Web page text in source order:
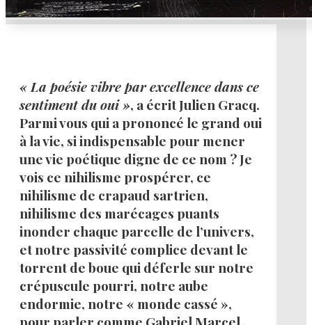
« La poésie vibre par excellence dans ce
sentiment du oui », a écrit Julien Gracq.
Parmi vous qui a prononcé le grand oui
à la vie, si indispensable pour mener
une vie poétique digne de ce nom ? Je
vois ce nihilisme prospérer, ce
nihilisme de crapaud sartrien,
nihilisme des marécages puants
inonder chaque parcelle de l’univers,
et notre passivité complice devant le
torrent de boue qui déferle sur notre
crépuscule pourri, notre aube
endormie, notre « monde cassé »,
pour parler comme Gabriel Marcel.